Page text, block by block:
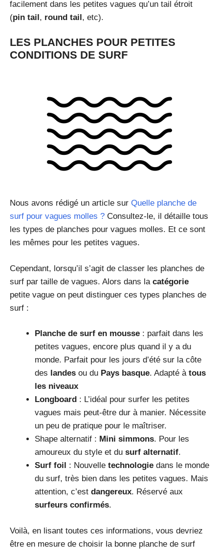
facilement dans les petites vagues qu’un tail étroit
(pin tail, round tail, etc).
LES PLANCHES POUR PETITES
CONDITIONS DE SURF
Nous avons rédigé un article sur Quelle planche de
surf pour vagues molles ? Consultez-le, il détaille tous
les types de planches pour vagues molles. Et ce sont
les mêmes pour les petites vagues.
Cependant, lorsqu’il s’agit de classer les planches de
surf par taille de vagues. Alors dans la catégorie
petite vague on peut distinguer ces types planches de
surf :
Planche de surf en mousse : parfait dans les
petites vagues, encore plus quand il y a du
monde. Parfait pour les jours d’été sur la côte
des landes ou du Pays basque. Adapté à tous
les niveaux
Longboard : L’idéal pour surfer les petites
vagues mais peut-être dur à manier. Nécessite
un peu de pratique pour le maîtriser.
Shape alternatif : Mini simmons. Pour les
amoureux du style et du surf alternatif.
Surf foil : Nouvelle technologie dans le monde
du surf, très bien dans les petites vagues. Mais
attention, c’est dangereux. Réservé aux
surfeurs confirmés.
Voilà, en lisant toutes ces informations, vous devriez
être en mesure de choisir la bonne planche de surf